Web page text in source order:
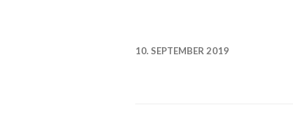
10. SEPTEMBER 2019